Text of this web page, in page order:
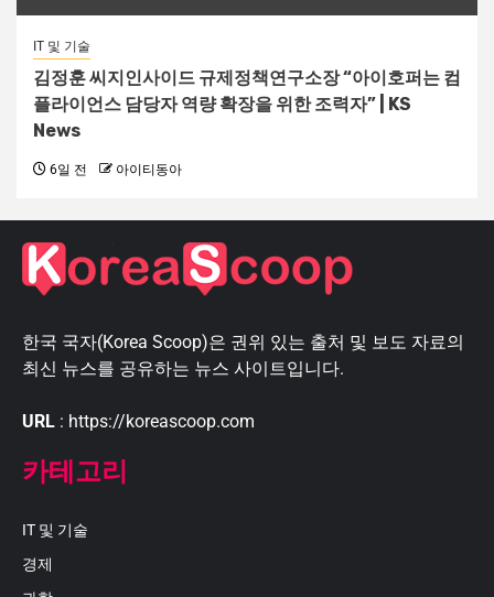
IT 및 기술
김정훈 씨지인사이드 규제정책연구소장 “아이호퍼는 컴
플라이언스 담당자 역량 확장을 위한 조력자” | KS
News
6일 전 아이티동아
한국 국자(Korea Scoop)은 권위 있는 출처 및 보도 자료의
최신 뉴스를 공유하는 뉴스 사이트입니다.
URL : https://koreascoop.com
카테고리
IT 및 기술
경제